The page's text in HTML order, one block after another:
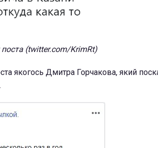
поста (twitter.com/KrimRt)
якогось Дмитра Горчакова, який